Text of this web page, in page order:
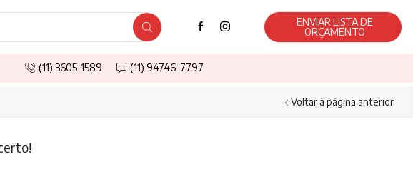
ENVIAR LISTA DE
ORÇAMENTO
(11) 3605-1589 (11) 94746-7797
Voltar à página anterior